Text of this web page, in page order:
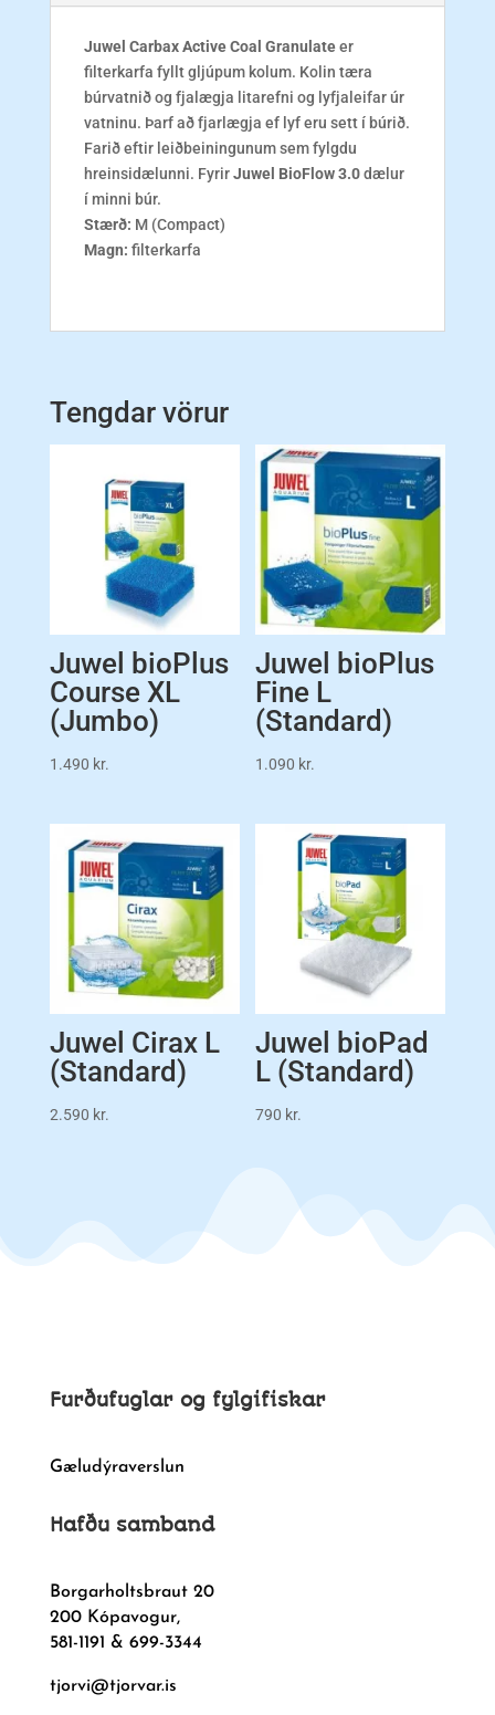
Juwel Carbax Active Coal Granulateer
filterkarfa fyllt gljúpum kolum. Kolin tæra
búrvatnið og fjalægja litarefni og lyfjaleifar úr
vatninu. Þarf að fjarlægja ef lyf eru sett í búrið.
Farið eftir leiðbeiningunum sem fylgdu
hreinsidælunni. FyrirJuwel BioFlow 3.0dælur
í minni búr.
Stærð: M (Compact)
Magn: filterkarfa
Tengdar vörur
Juwel bioPlus
Course XL
(Jumbo)
1.490 kr.
Juwel bioPlus
Fine L
(Standard)
1.090 kr.
Juwel Cirax L
(Standard)
2.590 kr.
Juwel bioPad
L (Standard)
790 kr.
Furðufuglar og fylgifiskar
Gæludýraverslun
Hafðu samband
Borgarholtsbraut 20
200 Kópavogur,
581-1191 & 699-3344
tjorvi@tjorvar.is